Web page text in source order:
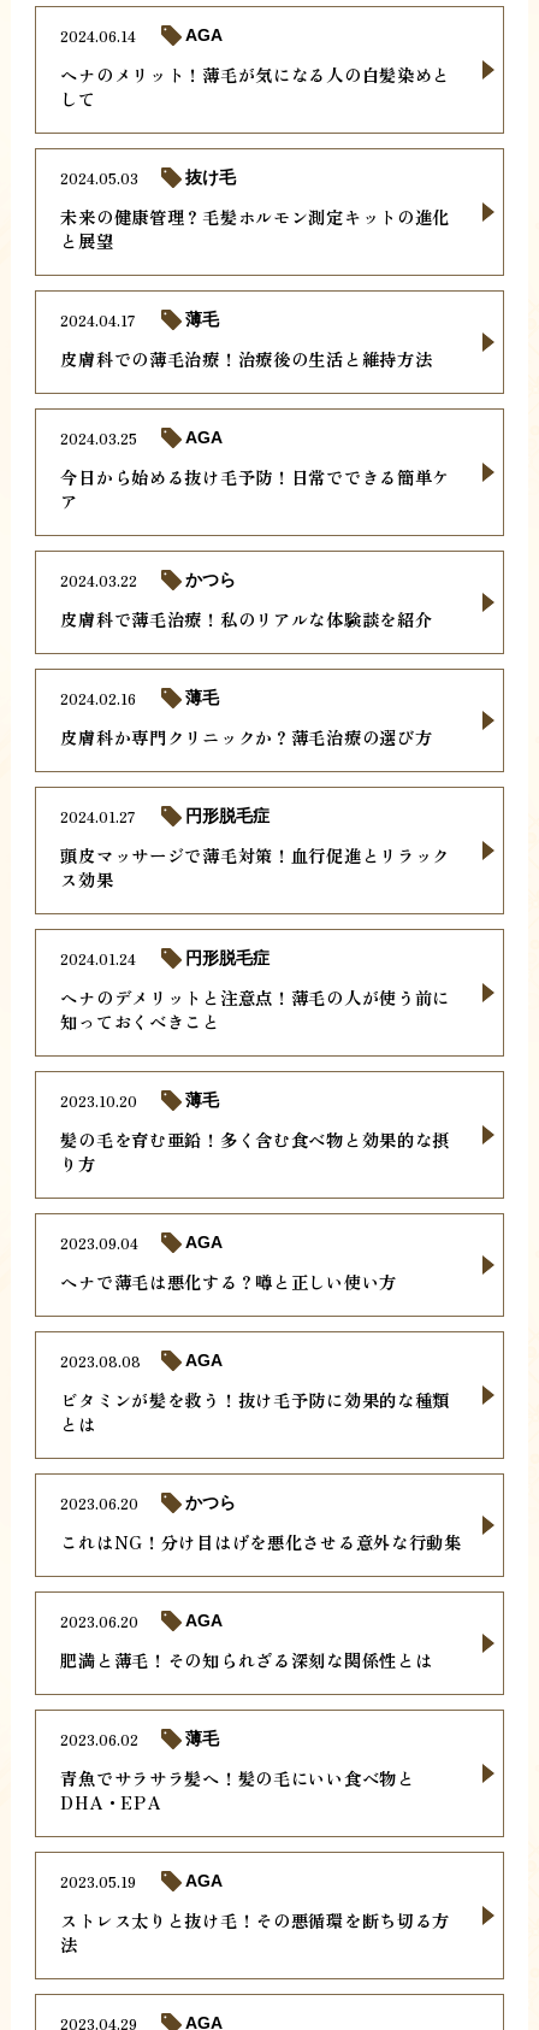
ヘナのメリット！薄毛が気になる人の白髪染めと
して
2024.06.14 AGA
未来の健康管理？毛髪ホルモン測定キットの進化
と展望
2024.05.03 抜け毛
皮膚科での薄毛治療！治療後の生活と維持方法
2024.04.17 薄毛
今日から始める抜け毛予防！日常でできる簡単ケ
ア
2024.03.25 AGA
皮膚科で薄毛治療！私のリアルな体験談を紹介
2024.03.22 かつら
皮膚科か専門クリニックか？薄毛治療の選び方
2024.02.16 薄毛
頭皮マッサージで薄毛対策！血行促進とリラック
ス効果
2024.01.27 円形脱毛症
ヘナのデメリットと注意点！薄毛の人が使う前に
知っておくべきこと
2024.01.24 円形脱毛症
髪の毛を育む亜鉛！多く含む食べ物と効果的な摂
り方
2023.10.20 薄毛
ヘナで薄毛は悪化する？噂と正しい使い方
2023.09.04 AGA
ビタミンが髪を救う！抜け毛予防に効果的な種類
とは
2023.08.08 AGA
これはNG！分け目はげを悪化させる意外な行動集
2023.06.20 かつら
肥満と薄毛！その知られざる深刻な関係性とは
2023.06.20 AGA
青魚でサラサラ髪へ！髪の毛にいい食べ物と
DHA・EPA
2023.06.02 薄毛
ストレス太りと抜け毛！その悪循環を断ち切る方
法
2023.05.19 AGA
2023.04.29 AGA